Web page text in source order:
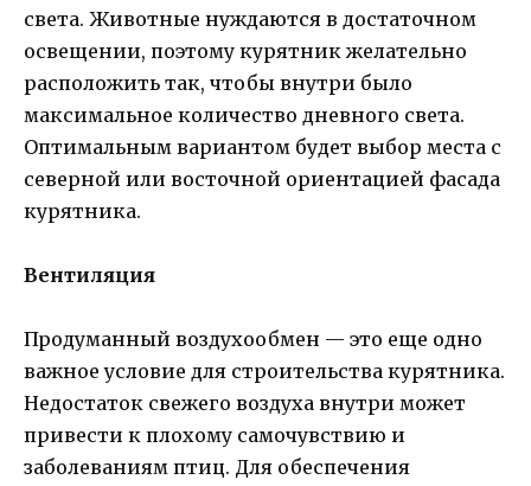
света. Животные нуждаются в достаточном
освещении, поэтому курятник желательно
расположить так, чтобы внутри было
максимальное количество дневного света.
Оптимальным вариантом будет выбор места с
северной или восточной ориентацией фасада
курятника.
Вентиляция
Продуманный воздухообмен — это еще одно
важное условие для строительства курятника.
Недостаток свежего воздуха внутри может
привести к плохому самочувствию и
заболеваниям птиц. Для обеспечения